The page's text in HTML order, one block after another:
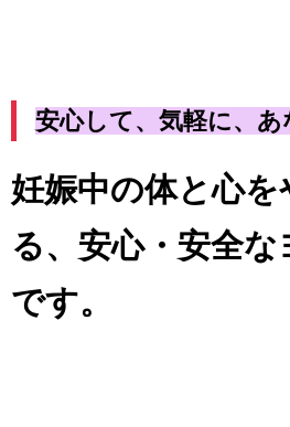
安心して、気軽に、あ
妊娠中の体と心を
る、安心・安全
です。